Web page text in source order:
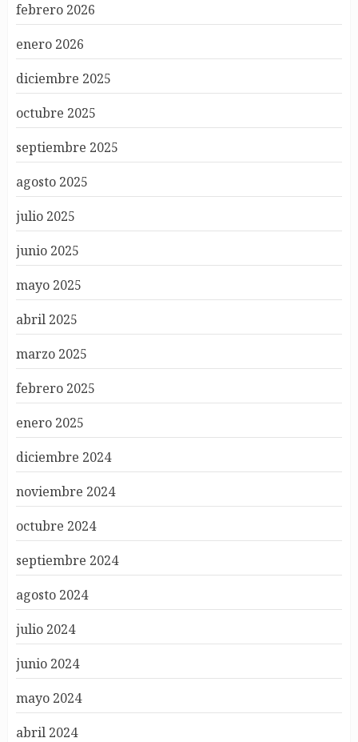
febrero 2026
enero 2026
diciembre 2025
octubre 2025
septiembre 2025
agosto 2025
julio 2025
junio 2025
mayo 2025
abril 2025
marzo 2025
febrero 2025
enero 2025
diciembre 2024
noviembre 2024
octubre 2024
septiembre 2024
agosto 2024
julio 2024
junio 2024
mayo 2024
abril 2024